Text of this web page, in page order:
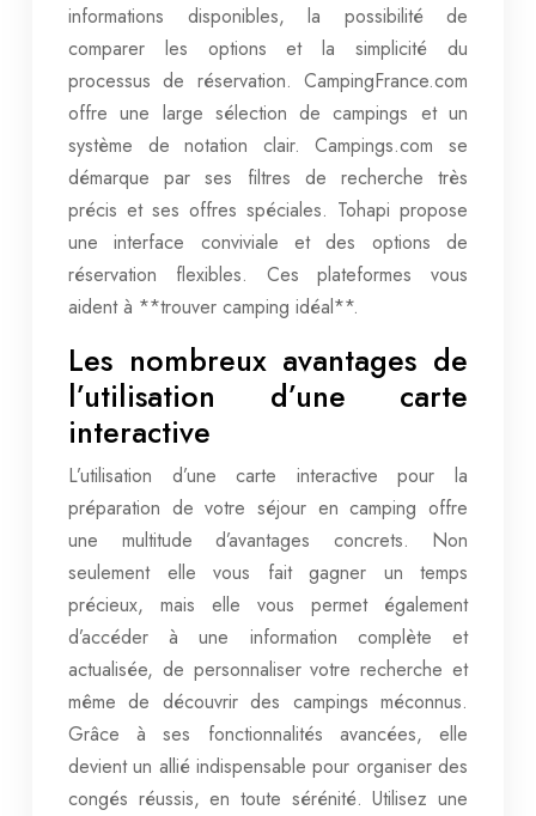
informations disponibles, la possibilité de
comparer les options et la simplicité du
processus de réservation. CampingFrance.com
offre une large sélection de campings et un
système de notation clair. Campings.com se
démarque par ses filtres de recherche très
précis et ses offres spéciales. Tohapi propose
une interface conviviale et des options de
réservation flexibles. Ces plateformes vous
aident à **trouver camping idéal**.
Les nombreux avantages de
l’utilisation d’une carte
interactive
L’utilisation d’une carte interactive pour la
préparation de votre séjour en camping offre
une multitude d’avantages concrets. Non
seulement elle vous fait gagner un temps
précieux, mais elle vous permet également
d’accéder à une information complète et
actualisée, de personnaliser votre recherche et
même de découvrir des campings méconnus.
Grâce à ses fonctionnalités avancées, elle
devient un allié indispensable pour organiser des
congés réussis, en toute sérénité. Utilisez une